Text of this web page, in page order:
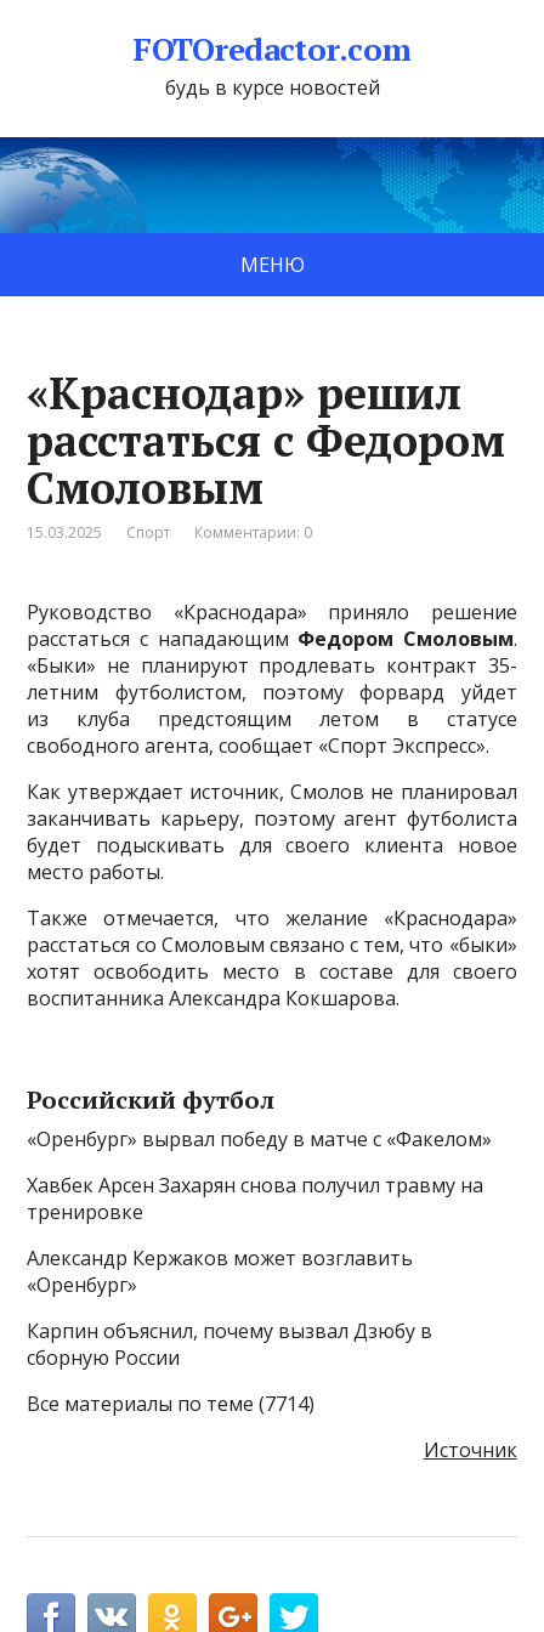
FOTOredactor.com
будь в курсе новостей
МЕНЮ
«Краснодар» решил
расстаться с Федором
Смоловым
15.03.2025 Спорт Комментарии: 0
Руководство «Краснодара» приняло решение
расстаться с нападающим Федором Смоловым.
«Быки» не планируют продлевать контракт 35-
летним футболистом, поэтому форвард уйдет
из клуба предстоящим летом в статусе
свободного агента, сообщает «Спорт Экспресс».
Как утверждает источник, Смолов не планировал
заканчивать карьеру, поэтому агент футболиста
будет подыскивать для своего клиента новое
место работы.
Также отмечается, что желание «Краснодара»
расстаться со Смоловым связано с тем, что «быки»
хотят освободить место в составе для своего
воспитанника Александра Кокшарова.
Российский футбол
«Оренбург» вырвал победу в матче с «Факелом»
Хавбек Арсен Захарян снова получил травму на
тренировке
Александр Кержаков может возглавить
«Оренбург»
Карпин объяснил, почему вызвал Дзюбу в
сборную России
Все материалы по теме (7714)
Источник